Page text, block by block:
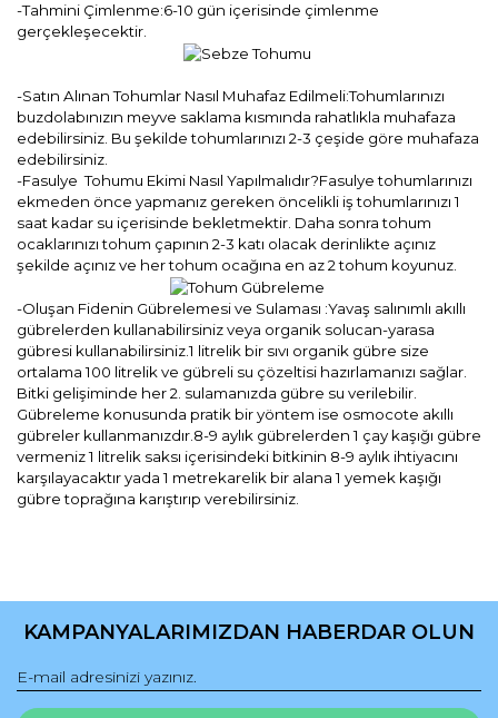
-Tahmini Çimlenme:6-10 gün içerisinde çimlenme
gerçekleşecektir.
-Satın Alınan Tohumlar Nasıl Muhafaz Edilmeli:Tohumlarınızı
buzdolabınızın meyve saklama kısmında rahatlıkla muhafaza
edebilirsiniz. Bu şekilde tohumlarınızı 2-3 çeşide göre muhafaza
edebilirsiniz.
-Fasulye Tohumu Ekimi Nasıl Yapılmalıdır?Fasulye tohumlarınızı
ekmeden önce yapmanız gereken öncelikli iş tohumlarınızı 1
saat kadar su içerisinde bekletmektir. Daha sonra tohum
ocaklarınızı tohum çapının 2-3 katı olacak derinlikte açınız
şekilde açınız ve her tohum ocağına en az 2 tohum koyunuz.
-Oluşan Fidenin Gübrelemesi ve Sulaması :Yavaş salınımlı akıllı
gübrelerden kullanabilirsiniz veya organik solucan-yarasa
gübresi kullanabilirsiniz.1 litrelik bir sıvı organik gübre size
ortalama 100 litrelik ve gübreli su çözeltisi hazırlamanızı sağlar.
Bitki gelişiminde her 2. sulamanızda gübre su verilebilir.
Gübreleme konusunda pratik bir yöntem ise osmocote akıllı
gübreler kullanmanızdır.8-9 aylık gübrelerden 1 çay kaşığı gübre
vermeniz 1 litrelik saksı içerisindeki bitkinin 8-9 aylık ihtiyacını
karşılayacaktır yada 1 metrekarelik bir alana 1 yemek kaşığı
gübre toprağına karıştırıp verebilirsiniz.
konularda yetersiz gördüğünüz noktaları öneri formunu
Görüş ve önerileriniz için teşekkür ederiz.
Ürün resmi kalitesiz, bozuk veya görüntülenemiyor.
KAMPANYALARIMIZDAN HABERDAR OLUN